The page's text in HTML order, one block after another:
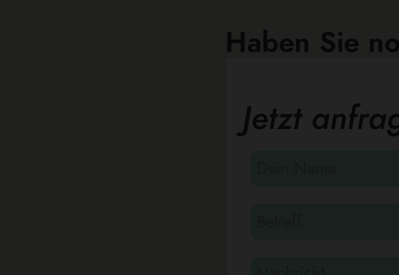
Haben Sie
Bitte lasse dieses Feld
Jetzt